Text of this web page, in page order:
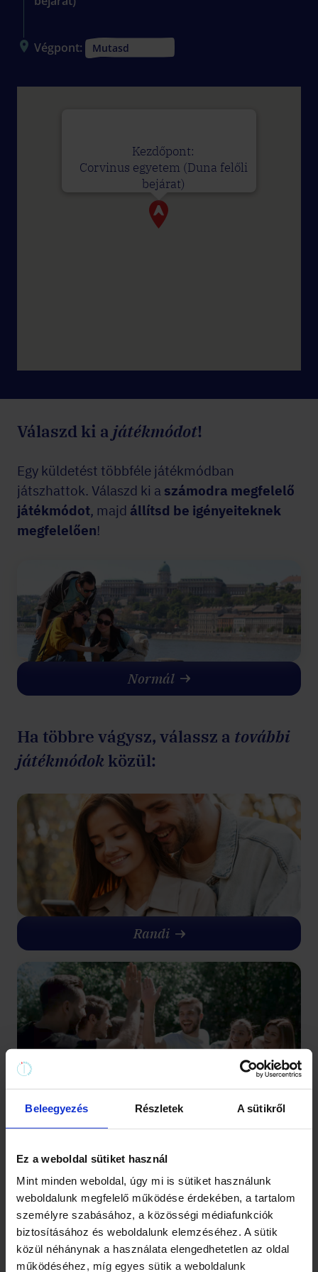
Beleegyezés Részletek A sütikről
Ez a weboldal sütiket használ
Mint minden weboldal, úgy mi is sütiket használunk
weboldalunk megfelelő működése érdekében, a tartalom
személyre szabásához, a közösségi médiafunkciók
biztosításához és weboldalunk elemzéséhez. A sütik
közül néhánynak a használata elengedhetetlen az oldal
működéséhez, míg egyes sütik a weboldalunk
Végpont: Mutasd
Kezdőpont:
Corvinus egyetem (Duna felőli
bejárat)
Válaszd ki a játékmódot!
Egy küldetést többféle játékmódban
játszhattok. Válaszd ki a számodra megfelelő
játékmódot, majd állítsd be igényeiteknek
megfelelően!
Normál
Ha többre vágysz, válassz a további
játékmódok közül:
Randi
Csapatépítés